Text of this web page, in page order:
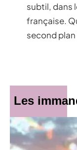
subtil, dans
française.
second plan
Les